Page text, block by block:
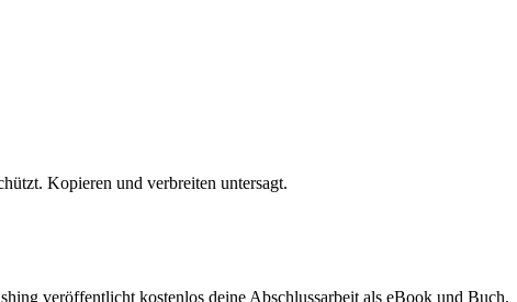
Kopieren und verbreiten untersagt.
veröffentlicht kostenlos deine Abschlussarbeit als eBook und Buch.